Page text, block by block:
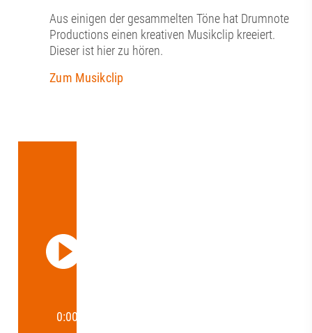
Aus einigen der gesammelten Töne hat Drumnote
Productions einen kreativen Musikclip kreeiert.
Dieser ist hier zu hören.
Zum Musikclip
0:00